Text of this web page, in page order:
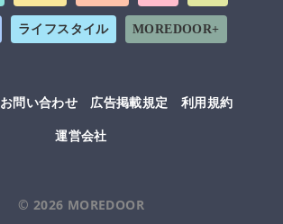
ライフスタイル MOREDOOR+
お問い合わせ 広告掲載規定
利用規約
運営会社
© 2026 MOREDOOR